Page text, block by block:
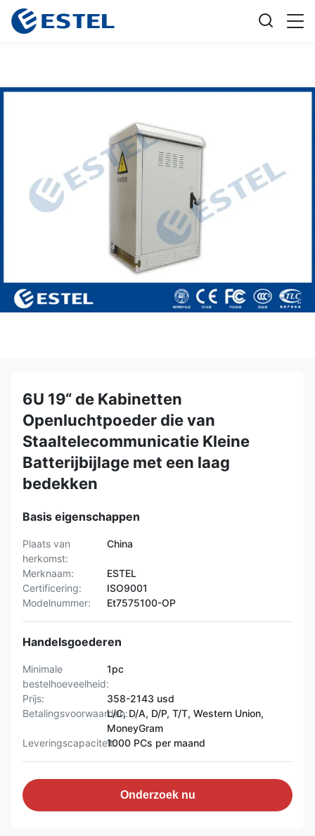
6U 19“ de Kabinetten
Openluchtpoeder die van
Staaltelecommunicatie Kleine
Batterijbijlage met een laag
bedekken
Basis eigenschappen
Plaats van
herkomst:
China
Merknaam:
ESTEL
Certificering:
ISO9001
Modelnummer:
Et7575100-OP
Handelsgoederen
Minimale
bestelhoeveelheid:
1pc
Prijs:
358-2143 usd
Betalingsvoorwaarden:L/C, D/A, D/P, T/T, Western Union,
MoneyGram
Leveringscapaciteit:1000 PCs per maand
Onderzoek nu